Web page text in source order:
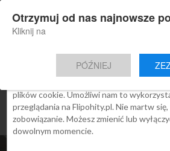
Nowa aplikacja Flipohity
Aktualne wiadomości, artykuły, TOP
All posts tagged
Zgoda Szczegóły
Ta strona używa
We Flipo robimy wszystko, aby pokazać
plików cookie. Umożliwi nam to
przeglądania na Flipohity.pl. Nie martw
zobowiązanie. Możesz zmienić lub
dowolnym momencie.
Otrzymuj od nas najnowsze
Kliknij na
PÓŹNIEJ